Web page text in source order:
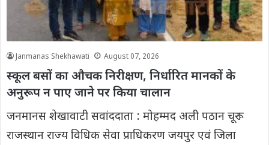
Janmanas Shekhawati August 07, 2026
स्कूल बसों का औचक निरीक्षण, निर्धारित मानकों के
अनुरूप न पाए जाने पर किया चालान
जनमानस शेखावाटी सवांददाता : मोहम्मद अली पठान चूरू :
राजस्थान राज्य विधिक सेवा प्राधिकरण जयपुर एवं जिला